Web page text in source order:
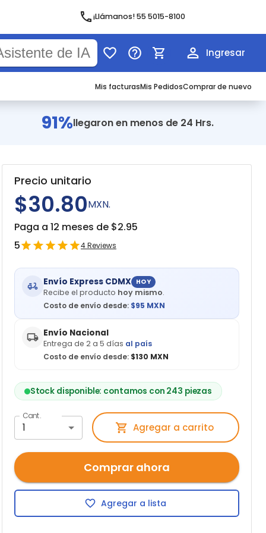
¡Llámanos! 55 5015-8100
Ingresar
Mis facturasMis PedidosComprar de nuevo
91%llegaron en menos de 24 Hrs.
Precio unitario
$30.80MXN.
Paga a 12 meses de $2.95
5
4Reviews
Envío Express CDMX HOY
Recibe el producto hoy mismo.
Costo de envío desde:$95 MXN
Envío Nacional
Entrega de 2 a 5 días al país
Costo de envío desde:$130 MXN
Stock disponible: contamos con 243 piezas
Cant.
1 Agregar a carrito
Comprar ahora
Agregar a lista